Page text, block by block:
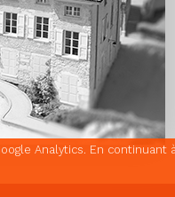
Analytics. En